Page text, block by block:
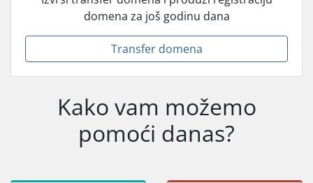
domena za još godinu dana
Transfer domena
Kako vam možemo
pomoći danas?